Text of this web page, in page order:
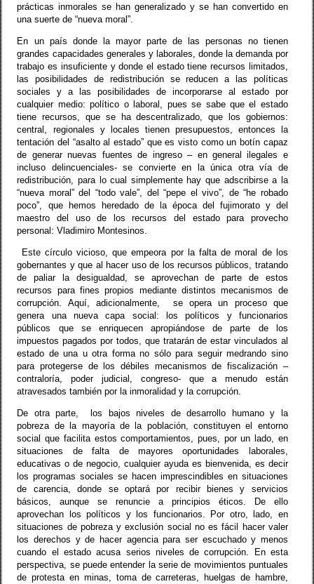
prácticas inmorales se han generalizado y se han convertido en
una suerte de “nueva moral”.
En un país donde la mayor parte de las personas no tienen
grandes capacidades generales y laborales, donde la demanda por
trabajo es insuficiente y donde el estado tiene recursos limitados,
las posibilidades de redistribución se reducen a las políticas
sociales y a las posibilidades de incorporarse al estado por
cualquier medio: político o laboral, pues se sabe que el estado
tiene recursos, que se ha descentralizado, que los gobiernos:
central, regionales y locales tienen presupuestos, entonces la
tentación del “asalto al estado” que es visto como un botín capaz
de generar nuevas fuentes de ingreso – en general ilegales e
incluso delincuenciales- se convierte en la única otra vía de
redistribución, para lo cual simplemente hay que adscribirse a la
“nueva moral” del “todo vale”, del “pepe el vivo”, de “he robado
poco”, que hemos heredado de la época del fujimorato y del
maestro del uso de los recursos del estado para provecho
personal: Vladimiro Montesinos.
Este círculo vicioso, que empeora por la falta de moral de los
gobernantes y que al hacer uso de los recursos públicos, tratando
de paliar la desigualdad, se aprovechan de parte de estos
recursos para fines propios mediante distintos mecanismos de
corrupción. Aquí, adicionalmente,
se opera un proceso que
genera una nueva capa social: los políticos y funcionarios
públicos que se enriquecen apropiándose de parte de los
impuestos pagados por todos, que tratarán de estar vinculados al
estado de una u otra forma no sólo para seguir medrando sino
para protegerse de los débiles mecanismos de fiscalización –
contraloría, poder judicial, congreso- que a menudo están
atravesados también por la inmoralidad y la corrupción.
De otra parte,
los bajos niveles de desarrollo humano y la
pobreza de la mayoría de la población, constituyen el entorno
social que facilita estos comportamientos, pues, por un lado, en
situaciones de falta de mayores oportunidades laborales,
educativas o de negocio, cualquier ayuda es bienvenida, es decir
los programas sociales se hacen imprescindibles en situaciones
de carencia, donde se optará por recibir bienes y servicios
básicos, aunque se renuncie a principios éticos. De ello
aprovechan los políticos y los funcionarios. Por otro, lado, en
situaciones de pobreza y exclusión social no es fácil hacer valer
los derechos y de hacer agencia para ser escuchado y menos
cuando el estado acusa serios niveles de corrupción. En esta
perspectiva, se puede entender la serie de movimientos puntuales
de protesta en minas, toma de carreteras, huelgas de hambre,